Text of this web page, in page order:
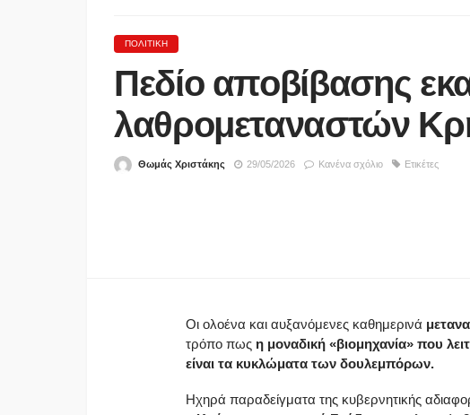
ΠΟΛΙΤΙΚΉ
Πεδίο αποβίβασης
λαθρομεταναστών
Θωμάς Χριστάκης 29/05/2026 Κανένα σχόλιο Ετικέτες
Οι ολοένα και αυξανόμενες καθημερινά
τρόπο πως η μοναδική «βιομηχανία» που
είναι τα κυκλώματα των δουλεμπόρων.
Ηχηρά παραδείγματα της κυβερνητικής
με φορτηγό
07/08/2026